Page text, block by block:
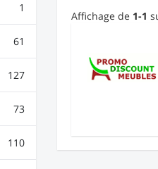
1
61
127
73
110
Affichage de 1-1